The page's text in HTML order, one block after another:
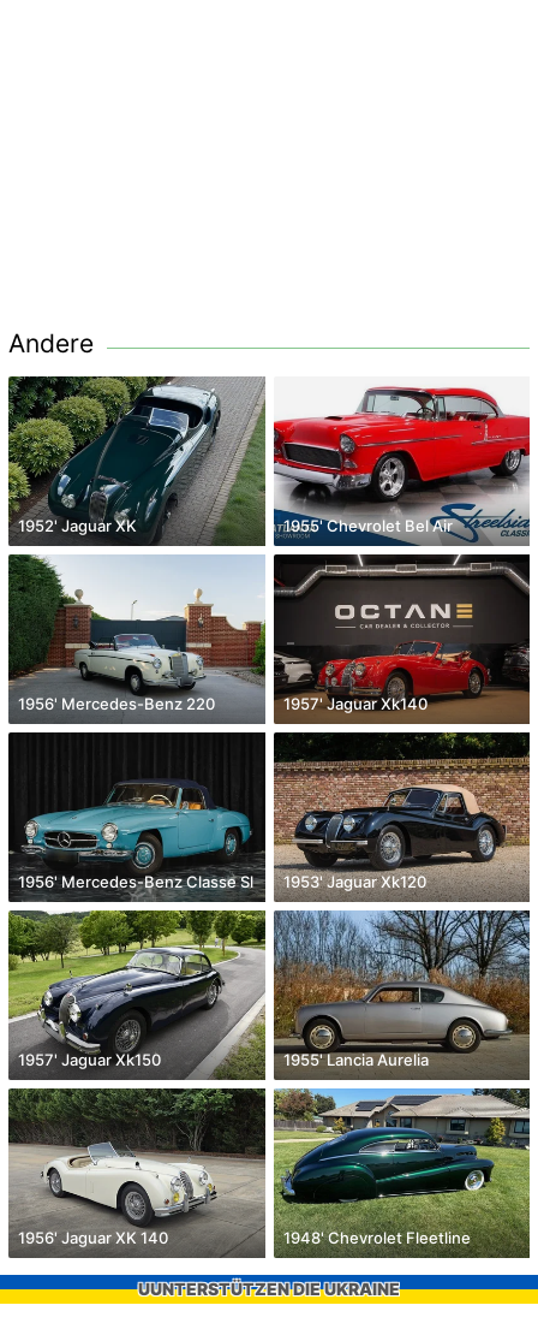
Andere
1952' Jaguar XK 1955' Chevrolet Bel Air
1956' Mercedes-Benz 220 1957' Jaguar Xk140
1956' Mercedes-Benz Classe Sl 1953' Jaguar Xk120
1957' Jaguar Xk150 1955' Lancia Aurelia
1956' Jaguar XK 140 1948' Chevrolet Fleetline
UUNTERSTÜTZEN DIE UKRAINE